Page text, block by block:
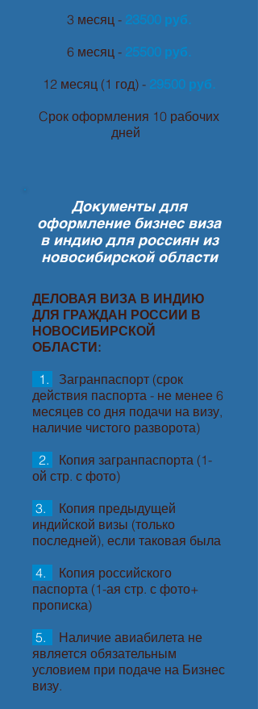
3 месяц - 23500 руб.
6 месяц - 25500 руб.
12 месяц (1 год) - 29500 руб.
Cрок оформления 10 рабочих
дней
Документы для
оформление бизнес виза
в индию для россиян из
новосибирской области
ДЕЛОВАЯ ВИЗА В ИНДИЮ
ДЛЯ ГРАЖДАН РОССИИ В
НОВОСИБИРСКОЙ
ОБЛАСТИ:
1.
Загранпаспорт (срок
действия паспорта - не менее 6
месяцев со дня подачи на визу,
наличие чистого разворота)
2.
Копия загранпаспорта (1-
ой стр. с фото)
3.
Копия предыдущей
индийской визы (только
последней), если таковая была
4.
Копия российского
паспорта (1-ая стр. с фото+
прописка)
5.
Наличие авиабилета не
является обязательным
условием при подаче на Бизнес
визу.